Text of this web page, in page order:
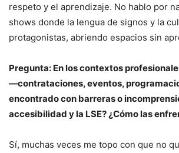
respeto y el aprendizaje. No hablo por
shows donde la lengua de signos y la
protagonistas, abriendo espacios sin
Pregunta: En los contextos
—contrataciones, eventos,
encontrado con barreras o
accesibilidad y la LSE? ¿Cómo las
Sí, muchas veces me topo con que no